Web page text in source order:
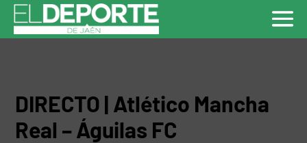
DIRECTO | Atlético Mancha
Real – Águilas FC